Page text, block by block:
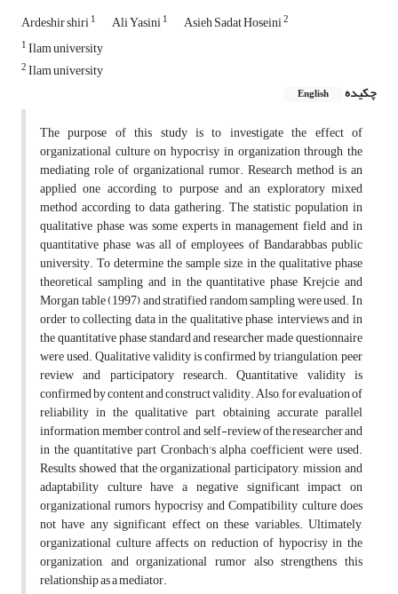
Ardeshir shiri1 Ali Yasini1 Asieh Sadat Hoseini2
1Ilam university
2Ilam university
چکیده
English
The purpose of this study is to investigate the effect of
organizational culture on hypocrisy in organization through the
mediating role of organizational rumor. Research method is an
applied one according to purpose and an exploratory mixed
method according to data gathering. The statistic population in
qualitative phase was some experts in management field and in
quantitative phase was all of employees of Bandarabbas public
university. To determine the sample size, in the qualitative phase
theoretical sampling and in the quantitative phase Krejcie and
Morgan table (1997) and stratified random sampling were used. In
order to collecting data in the qualitative phase, interviews and in
the quantitative phase standard and researcher made questionnaire
were used. Qualitative validity is confirmed by triangulation, peer
review and participatory research. Quantitative validity is
confirmed by content and construct validity. Also, for evaluation of
reliability in the qualitative part, obtaining accurate parallel
information, member control, and self-review of the researcher and
in the quantitative part Cronbach's alpha coefficient were used.
Results showed that the organizational participatory, mission and
adaptability culture have a negative significant impact on
organizational rumors hypocrisy and Compatibility culture does
not have any significant effect on these variables. Ultimately,
organizational culture affects on reduction of hypocrisy in the
organization, and organizational rumor also strengthens this
relationship as a mediator.